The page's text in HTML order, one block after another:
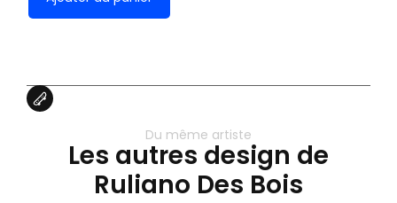
Du même artiste
Les autres design de
Ruliano Des Bois